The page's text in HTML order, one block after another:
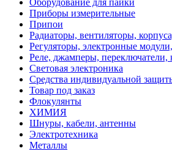
Оборудование для пайки
Приборы измерительные
Припои
Радиаторы, вентиляторы,
Регуляторы, электронные
Реле, джамперы, переключатели,
Световая электроника
Средства индивидуальной
Товар под заказ
Флокулянты
ХИМИЯ
Шнуры, кабели, антенны
Электротехника
Металлы